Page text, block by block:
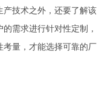
产技术之外，还要了解该
需求进行针对性定制，
考量，才能选择可靠的厂